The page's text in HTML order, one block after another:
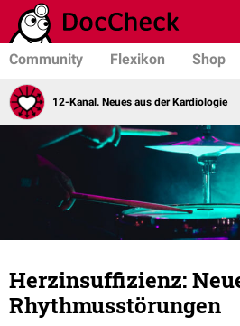
Community Flexikon Shop
12-Kanal. Neues aus der Kardiologie
Herzinsuffizienz:
Rhythmusstörungen